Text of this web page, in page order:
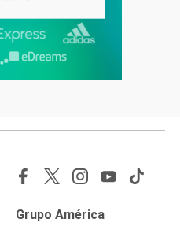
Grupo América